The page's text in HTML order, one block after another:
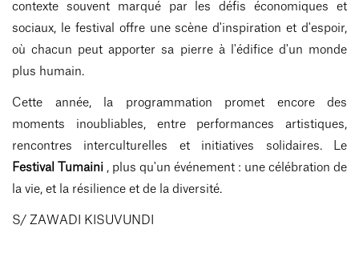
contexte souvent marqué par les défis économiques et
sociaux, le festival offre une scène d'inspiration et d'espoir,
où chacun peut apporter sa pierre à l'édifice d'un monde
plus humain.
Cette année, la programmation promet encore des
moments inoubliables, entre performances artistiques,
rencontres interculturelles et initiatives solidaires. Le
Festival Tumaini , plus qu'un événement : une célébration de
la vie, et la résilience et de la diversité.
S/ ZAWADI KISUVUNDI